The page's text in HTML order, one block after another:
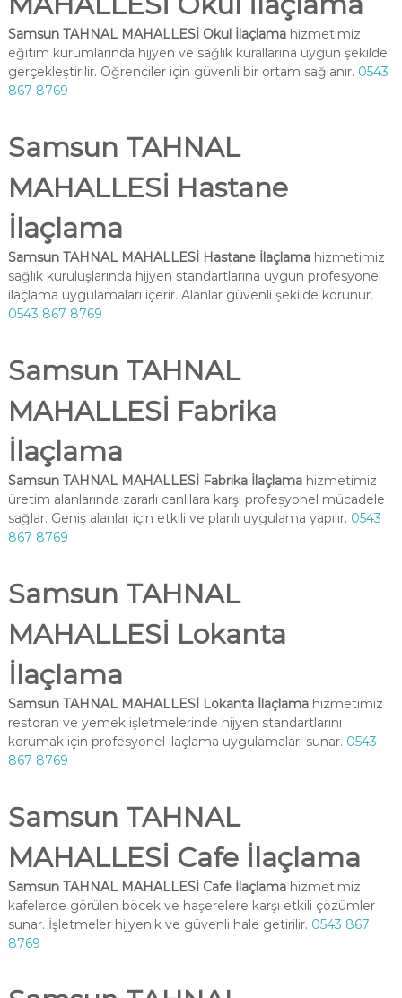
Samsun TAHNAL MAHALLESİ Okul İlaçlamahizmetimiz
eğitim kurumlarında hijyen ve sağlık kurallarına uygun şekilde
gerçekleştirilir. Öğrenciler için güvenli bir ortam sağlanır. 0543
867 8769
Samsun TAHNAL
MAHALLESİ Hastane
İlaçlama
Samsun TAHNAL MAHALLESİ Hastane İlaçlamahizmetimiz
sağlık kuruluşlarında hijyen standartlarına uygun profesyonel
ilaçlama uygulamaları içerir. Alanlar güvenli şekilde korunur.
0543 867 8769
Samsun TAHNAL
MAHALLESİ Fabrika
İlaçlama
Samsun TAHNAL MAHALLESİ Fabrika İlaçlamahizmetimiz
üretim alanlarında zararlı canlılara karşı profesyonel mücadele
sağlar. Geniş alanlar için etkili ve planlı uygulama yapılır. 0543
867 8769
Samsun TAHNAL
MAHALLESİ Lokanta
İlaçlama
Samsun TAHNAL MAHALLESİ Lokanta İlaçlamahizmetimiz
restoran ve yemek işletmelerinde hijyen standartlarını
korumak için profesyonel ilaçlama uygulamaları sunar. 0543
867 8769
Samsun TAHNAL
MAHALLESİ Cafe İlaçlama
Samsun TAHNAL MAHALLESİ Cafe İlaçlamahizmetimiz
kafelerde görülen böcek ve haşerelere karşı etkili çözümler
sunar. İşletmeler hijyenik ve güvenli hale getirilir. 0543 867
8769